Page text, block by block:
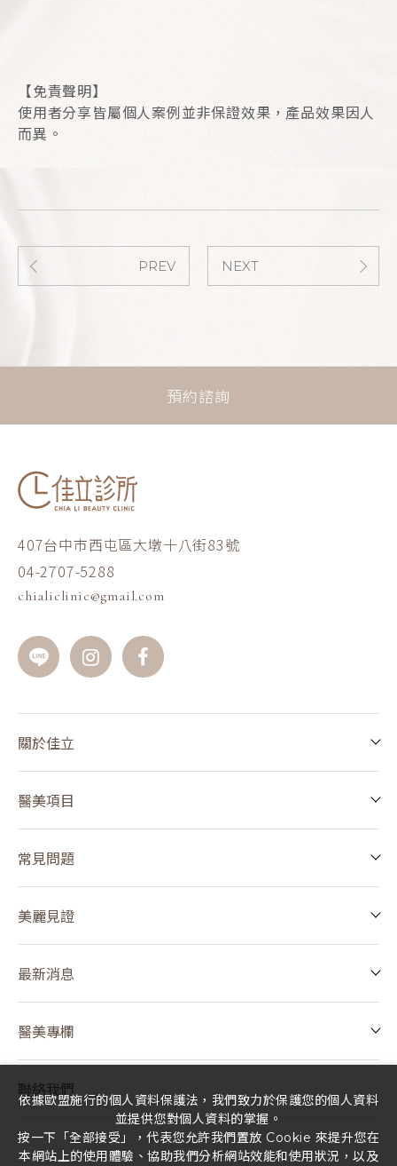
【免責聲明】
使用者分享皆屬個人案例並非保證效果，產品效果因人
而異。
PREV NEXT
預約諮詢
407台中市西屯區大墩十八街83號
04-2707-5288
chialiclinic@gmail.com
關於佳立
醫美項目
常見問題
美麗見證
最新消息
醫美專欄
聯絡我們
依據歐盟施行的個人資料保護法，我們致力於保護您的個人資料
並提供您對個人資料的掌握。
按一下「全部接受」，代表您允許我們置放 Cookie 來提升您在
本網站上的使用體驗、協助我們分析網站效能和使用狀況，以及